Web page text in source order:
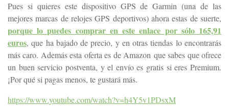
Pues si quieres este dispositivo GPS de Garmin (una de las
mejores marcas de relojes GPS deportivos) ahora estas de suerte,
porque lo puedes comprar en este enlace por sólo 165,91
euros, que ha bajado de precio, y en otras tiendas lo encontrarás
más caro. Además esta oferta es de Amazon que sabes que ofrece
un buen servicio postventa, y el envío es gratis si eres Premium.
¡Por qué si pagas menos, te gustará más.
https://www.youtube.com/watch?v=h4Y5v1PDsxM